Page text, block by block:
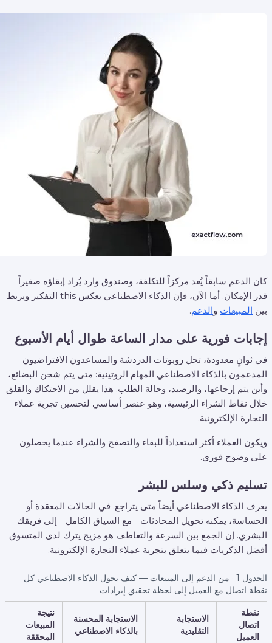
كان الدعم سابقاً يُعد مركزاً للتكلفة، وصندوق وارد يُراد إبقاؤه صغيراً
قدر الإمكان. أما الآن، فإن الذكاء الاصطناعي يعكس this التفكير ويربط
بين المبيعات والدعم.
إجابات فورية على مدار الساعة طوال أيام الأسبوع
في ثوانٍ معدودة، تحل روبوتات الدردشة والمساعدون الافتراضيون
المدعمون بالذكاء الاصطناعي المهام الروتينية: متى يتم شحن البضائع،
وأين يتم إرجاعها، والرصيد، وحالة الطلب. هذا يقلل من الاحتكاك والقلق
خلال نقاط الشراء الرئيسية، وهو عنصر أساسي لتحسين تجربة عملاء
التجارة الإلكترونية.
ويكون العملاء أكثر استعداداً للبقاء والتصفح والشراء عندما يحصلون
على وضوح فوري.
تسليم ذكي وسلس للبشر
يعرف الذكاء الاصطناعي أيضاً متى يتراجع. في الحالات المعقدة أو
الحساسة، يمكنه تحويل المحادثات - مع السياق الكامل - إلى فريقك
البشري. إن الجمع بين السرعة والتعاطف هو مزيج يترك لدى المتسوق
أفضل الذكريات فيما يتعلق بتجربة عملاء التجارة الإلكترونية.
الجدول 1 · من الدعم إلى المبيعات — كيف يحول الذكاء الاصطناعي كل
نقطة اتصال مع العميل إلى لحظة تحقيق إيرادات
نقطة
اتصال
العميل
الاستجابة
التقليدية
الاستجابة المحسنة
بالذكاء الاصطناعي
نتيجة
المبيعات
المحققة